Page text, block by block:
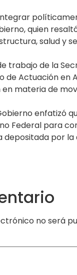
quien
salud y
trabajo de la
Actuación en
materia de
enfatizó
Federal para
depositada por la
no será